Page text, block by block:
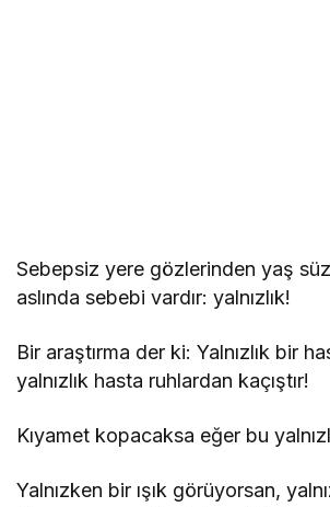
Sebepsiz yere gözlerinden yaş
aslında sebebi vardır: yalnızlık!
Bir araştırma der ki: Yalnızlık bir
yalnızlık hasta ruhlardan kaçıştır!
Kıyamet kopacaksa eğer bu
Yalnızken bir ışık görüyorsan,